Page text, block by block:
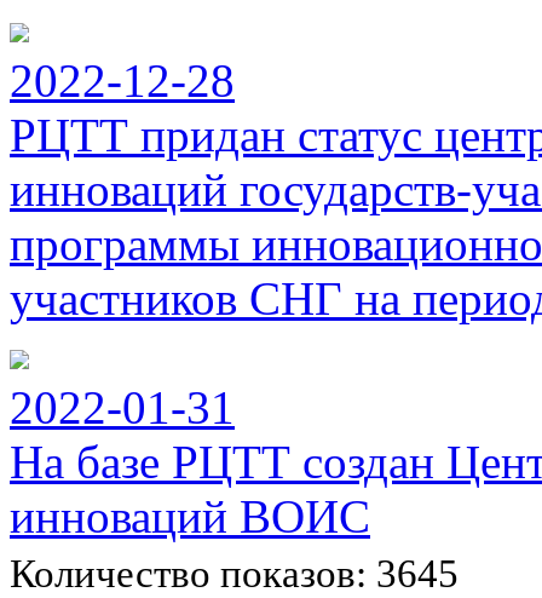
2022-12-28
РЦТТ придан статус
инноваций государств-
программы
участников СНГ на
2022-01-31
На базе РЦТТ создан
инноваций ВОИС
Количество показов: 3645